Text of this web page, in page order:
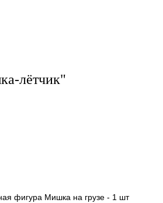
лётчик"
фигура Мишка на грузе - 1 шт